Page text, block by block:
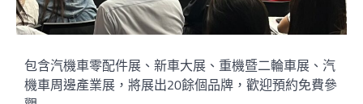
包含汽機車零配件展、新車大展、重機暨二輪車展、汽
機車周邊產業展，將展出20餘個品牌，歡迎預約免費參